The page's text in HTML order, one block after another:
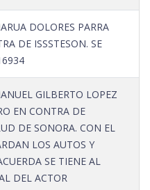
DOLORES PARRA
DE ISSSTESON. SE
GILBERTO LOPEZ
EN CONTRA DE
DE SONORA. CON EL
LOS AUTOS Y
SE TIENE AL
DEL ACTOR